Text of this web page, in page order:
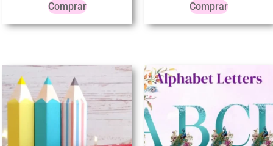
Comprar
Comprar